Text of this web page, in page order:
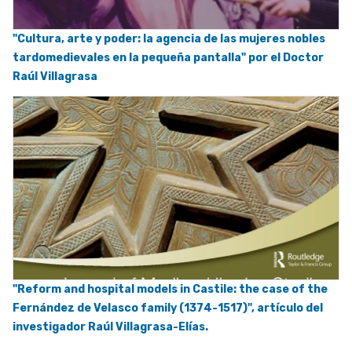
"Cultura, arte y poder: la agencia de las mujeres nobles
tardomedievales en la pequeña pantalla" por el Doctor
Raúl Villagrasa
"Reform and hospital models in Castile: the case of the
Fernández de Velasco family (1374-1517)", artículo del
investigador Raúl Villagrasa-Elías.